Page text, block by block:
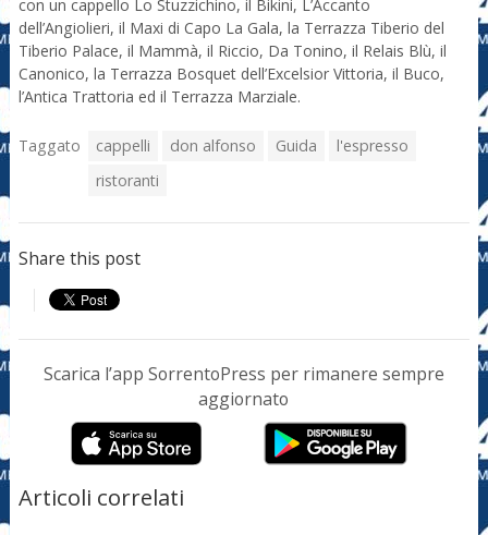
con un cappello Lo Stuzzichino, il Bikini, L’Accanto
dell’Angiolieri, il Maxi di Capo La Gala, la Terrazza Tiberio del
Tiberio Palace, il Mammà, il Riccio, Da Tonino, il Relais Blù, il
Canonico, la Terrazza Bosquet dell’Excelsior Vittoria, il Buco,
l’Antica Trattoria ed il Terrazza Marziale.
Taggato cappelli don alfonso Guida
l'espresso
ristoranti
Share this post
Scarica l’app SorrentoPress per rimanere sempre
aggiornato
Articoli correlati